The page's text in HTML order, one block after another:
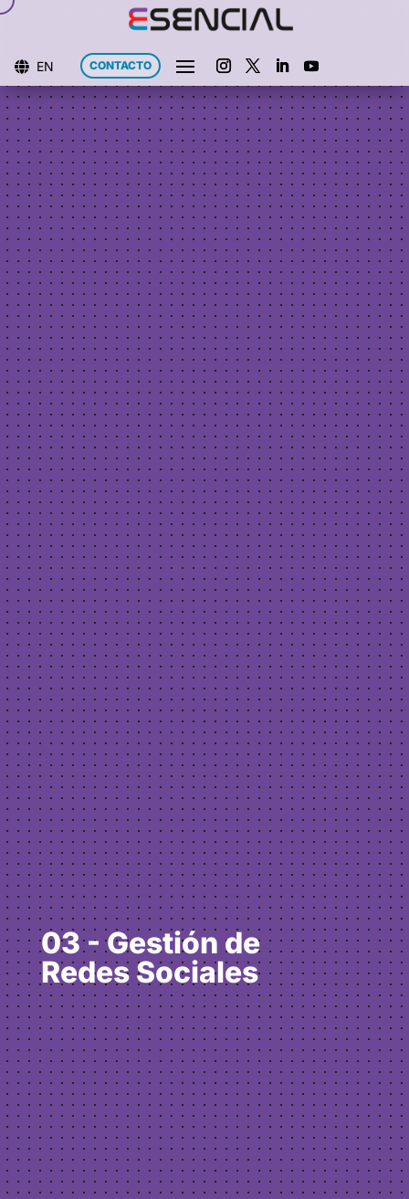
 EN CONTACTO
03 - Gestión de
Redes Sociales